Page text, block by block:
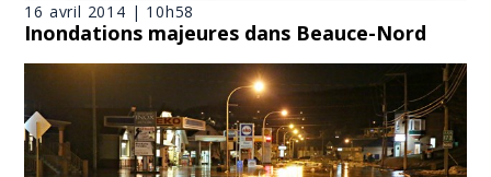
16 avril 2014 | 10h58
Inondations majeures dans Beauce-Nord